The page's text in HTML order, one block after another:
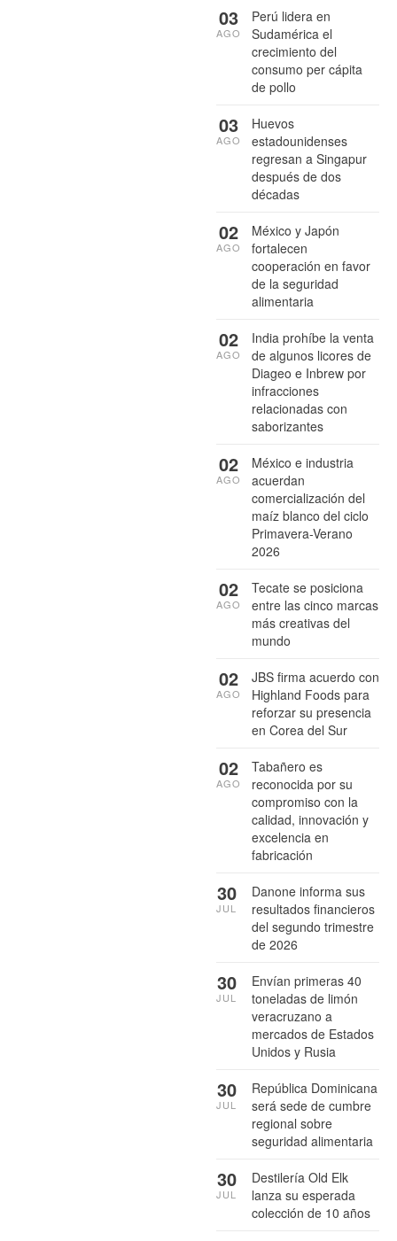
Perú lidera en
Sudamérica el
crecimiento del
consumo per cápita
de pollo
03
AGO
Huevos
estadounidenses
regresan a Singapur
después de dos
décadas
03
AGO
México y Japón
fortalecen
cooperación en favor
de la seguridad
alimentaria
02
AGO
India prohíbe la venta
de algunos licores de
Diageo e Inbrew por
infracciones
relacionadas con
saborizantes
02
AGO
México e industria
acuerdan
comercialización del
maíz blanco del ciclo
Primavera-Verano
2026
02
AGO
Tecate se posiciona
entre las cinco marcas
más creativas del
mundo
02
AGO
JBS firma acuerdo con
Highland Foods para
reforzar su presencia
en Corea del Sur
02
AGO
Tabañero es
reconocida por su
compromiso con la
calidad, innovación y
excelencia en
fabricación
02
AGO
Danone informa sus
resultados financieros
del segundo trimestre
de 2026
30
JUL
Envían primeras 40
toneladas de limón
veracruzano a
mercados de Estados
Unidos y Rusia
30
JUL
República Dominicana
será sede de cumbre
regional sobre
seguridad alimentaria
30
JUL
Destilería Old Elk
lanza su esperada
colección de 10 años
30
JUL